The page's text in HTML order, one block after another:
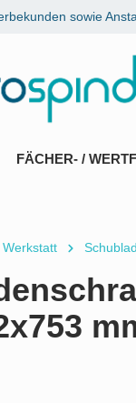
springen
sowie
FÄCHER- /
Werkstatt